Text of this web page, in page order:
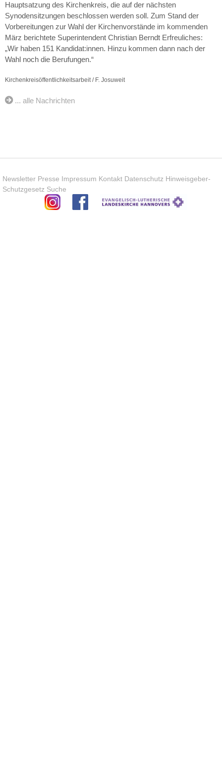
Hauptsatzung des Kirchenkreis, die auf der nächsten
Synodensitzungen beschlossen werden soll. Zum Stand der
Vorbereitungen zur Wahl der Kirchenvorstände im kommenden
März berichtete Superintendent Christian Berndt Erfreuliches:
„Wir haben 151 Kandidat:innen. Hinzu kommen dann nach der
Wahl noch die Berufungen.“
Kirchenkreisöffentlichkeitsarbeit / F. Josuweit
... alle Nachrichten
Newsletter Presse Impressum Kontakt Datenschutz Hinweisgeber-
Schutzgesetz Suche